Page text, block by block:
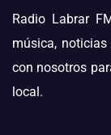
Radio Labrar
música,
con nosotros
local.